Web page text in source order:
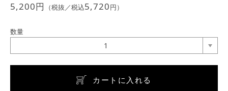
5,200円 （税抜／税込5,720円）
数量
1
カートに入れる